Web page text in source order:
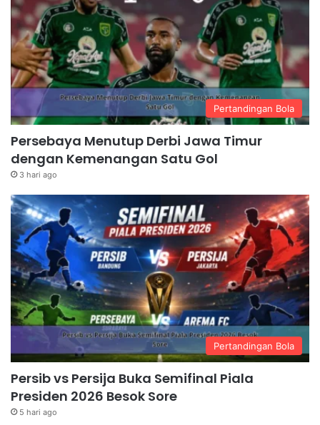
Pertandingan Bola
Persebaya Menutup Derbi Jawa Timur
dengan Kemenangan Satu Gol
3 hari ago
Pertandingan Bola
Persib vs Persija Buka Semifinal Piala
Presiden 2026 Besok Sore
5 hari ago